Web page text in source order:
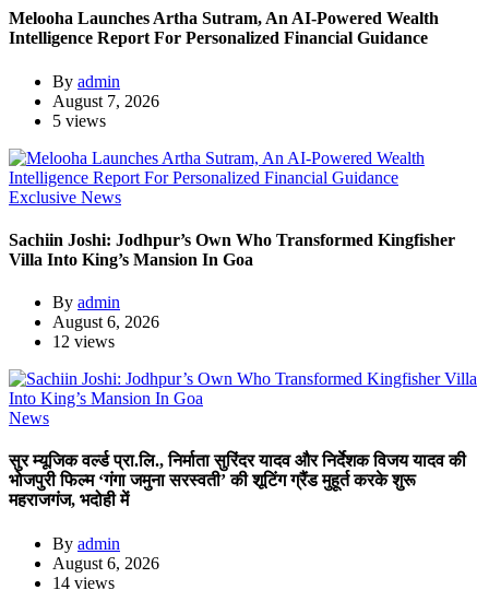
Melooha Launches Artha Sutram, An AI-Powered Wealth
Intelligence Report For Personalized Financial Guidance
By admin
August 7, 2026
5 views
Exclusive News
Sachiin Joshi: Jodhpur’s Own Who Transformed Kingfisher
Villa Into King’s Mansion In Goa
By admin
August 6, 2026
12 views
News
सुर म्यूजिक वर्ल्ड प्रा.लि., निर्माता सुरिंदर यादव और निर्देशक विजय यादव की
भोजपुरी फिल्म ‘गंगा जमुना सरस्वती’ की शूटिंग ग्रैंड मुहूर्त करके शुरू
महराजगंज, भदोही में
By admin
August 6, 2026
14 views